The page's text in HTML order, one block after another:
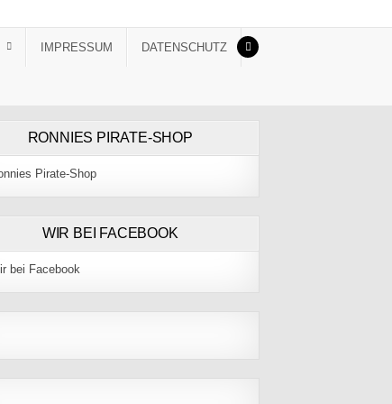
IMPRESSUM DATENSCHUTZ
RONNIES PIRATE-SHOP
WIR BEI FACEBOOK